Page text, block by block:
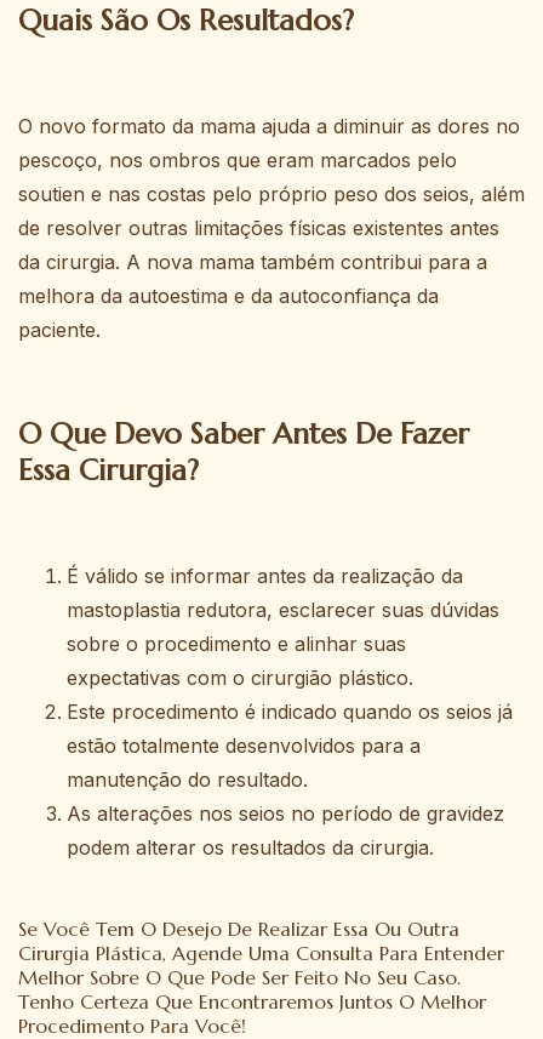
Quais São Os Resultados?
O novo formato da mama ajuda a diminuir as dores no
pescoço, nos ombros que eram marcados pelo
soutien e nas costas pelo próprio peso dos seios, além
de resolver outras limitações físicas existentes antes
da cirurgia. A nova mama também contribui para a
melhora da autoestima e da autoconfiança da
paciente.
O Que Devo Saber Antes De Fazer
Essa Cirurgia?
É válido se informar antes da realização da
mastoplastia redutora, esclarecer suas dúvidas
sobre o procedimento e alinhar suas
expectativas com o cirurgião plástico.
Este procedimento é indicado quando os seios já
estão totalmente desenvolvidos para a
manutenção do resultado.
As alterações nos seios no período de gravidez
podem alterar os resultados da cirurgia.
Se Você Tem O Desejo De Realizar Essa Ou Outra
Cirurgia Plástica, Agende Uma Consulta Para Entender
Melhor Sobre O Que Pode Ser Feito No Seu Caso.
Tenho Certeza Que Encontraremos Juntos O Melhor
Procedimento Para Você!